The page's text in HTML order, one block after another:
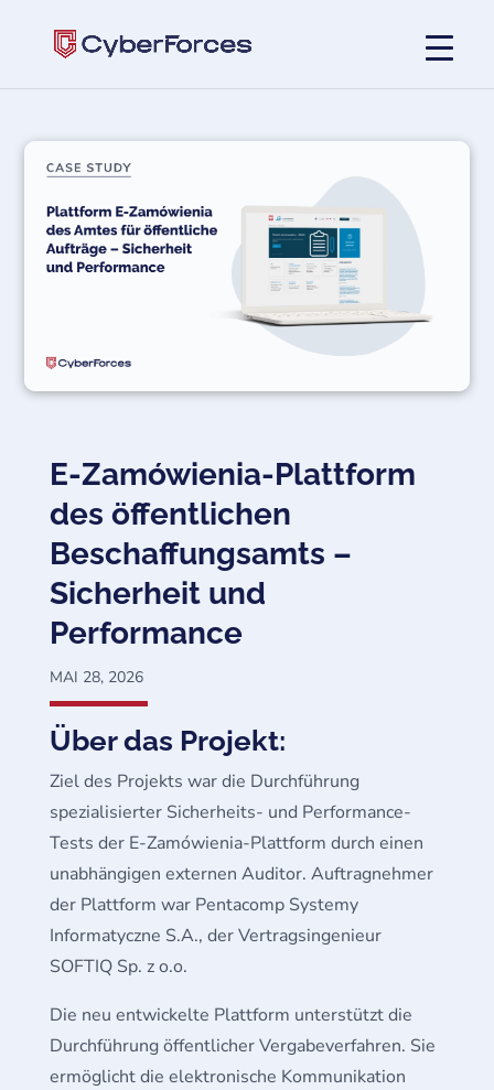
E-Zamówienia-Plattform
des öffentlichen
Beschaffungsamts –
Sicherheit und
Performance
MAI 28, 2026
Über das Projekt:
Ziel des Projekts war die Durchführung
spezialisierter Sicherheits- und Performance-
Tests der E-Zamówienia-Plattform durch einen
unabhängigen externen Auditor. Auftragnehmer
der Plattform war Pentacomp Systemy
Informatyczne S.A., der Vertragsingenieur
SOFTIQ Sp. z o.o.
Die neu entwickelte Plattform unterstützt die
Durchführung öffentlicher Vergabeverfahren. Sie
ermöglicht die elektronische Kommunikation